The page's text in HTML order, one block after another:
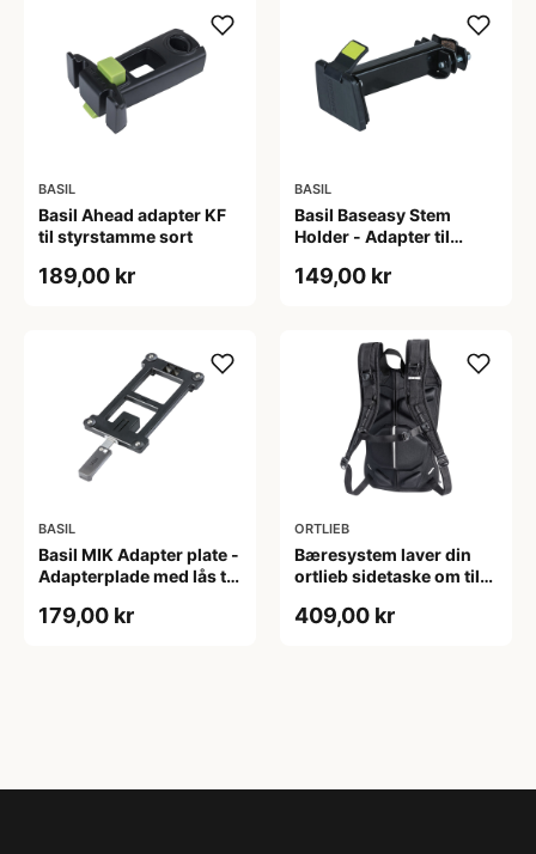
BASIL
Basil Ahead adapter KF
til styrstamme sort
189,00 kr
BASIL
Basil Baseasy Stem
Holder - Adapter til
149,00 kr
BASIL
Basil MIK Adapter plate -
Adapterplade med lås til
179,00 kr
ORTLIEB
Bæresystem laver din
ortlieb sidetaske om til
409,00 kr